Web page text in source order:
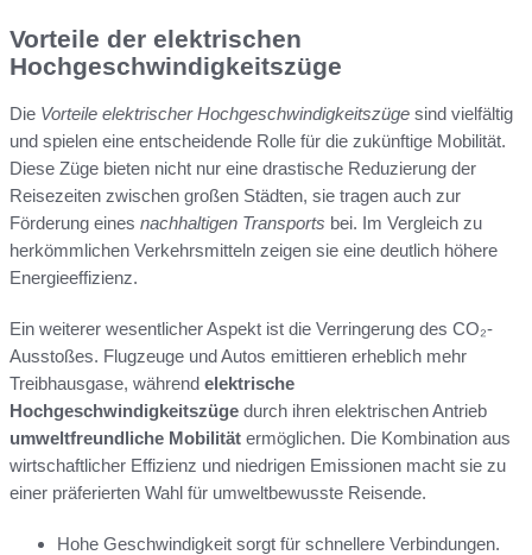
Vorteile der elektrischen
Hochgeschwindigkeitszüge
Die Vorteile elektrischer Hochgeschwindigkeitszüge sind vielfältig
und spielen eine entscheidende Rolle für die zukünftige Mobilität.
Diese Züge bieten nicht nur eine drastische Reduzierung der
Reisezeiten zwischen großen Städten, sie tragen auch zur
Förderung eines nachhaltigen Transports bei. Im Vergleich zu
herkömmlichen Verkehrsmitteln zeigen sie eine deutlich höhere
Energieeffizienz.
Ein weiterer wesentlicher Aspekt ist die Verringerung des CO₂-
Ausstoßes. Flugzeuge und Autos emittieren erheblich mehr
Treibhausgase, während elektrische
Hochgeschwindigkeitszüge durch ihren elektrischen Antrieb
umweltfreundliche Mobilität ermöglichen. Die Kombination aus
wirtschaftlicher Effizienz und niedrigen Emissionen macht sie zu
einer präferierten Wahl für umweltbewusste Reisende.
Hohe Geschwindigkeit sorgt für schnellere Verbindungen.